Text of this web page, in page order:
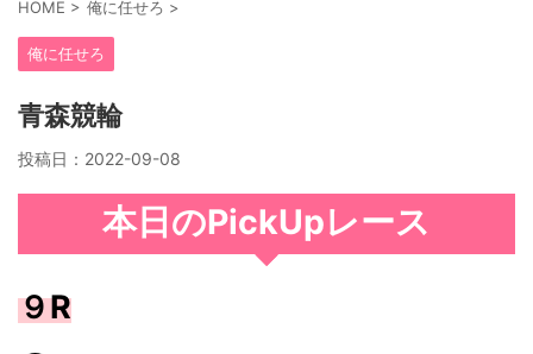
HOME > 俺に任せろ >
俺に任せろ
青森競輪
投稿日： 2022-09-08
本日のPickUpレース
９R